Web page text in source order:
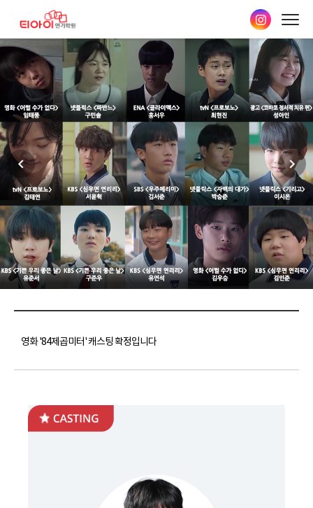
본문
바로가기
영화 '84제곱미터' 캐스팅 확정입니다